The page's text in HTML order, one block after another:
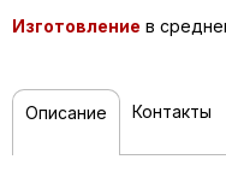
Изготовление в
Описание Контакты